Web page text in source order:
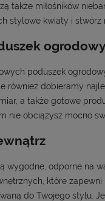
także miłośników
stylowe kwiaty i
poduszek
również dobieramy
a także gotowe
nie obciążysz mocno
wygodne, odporne na
które
do Twojego stylu.